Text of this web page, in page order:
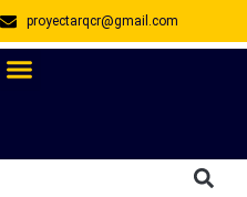
proyectarqcr@gmail.com